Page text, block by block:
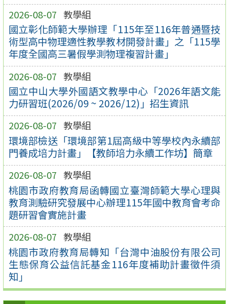
2026-08-07 教學組
國立彰化師範大學辦理「115年至116年普通暨技
術型高中物理適性教學教材開發計畫」之「115學
年度全國高三暑假學測物理複習計畫」
2026-08-07 教學組
國立中山大學外國語文教學中心「2026年語文能
力研習班(2026/09 ~ 2026/12)」招生資訊
2026-08-07 教學組
環境部檢送「環境部第1屆高級中等學校內永續部
門養成培力計畫」【教師培力永續工作坊】簡章
2026-08-07 教學組
桃園市政府教育局函轉國立臺灣師範大學心理與
教育測驗研究發展中心辦理115年國中教育會考命
題研習會實施計畫
2026-08-07 教學組
桃園市政府教育局轉知「台灣中油股份有限公司
生態保育公益信託基金116年度補助計畫徵件須
知」